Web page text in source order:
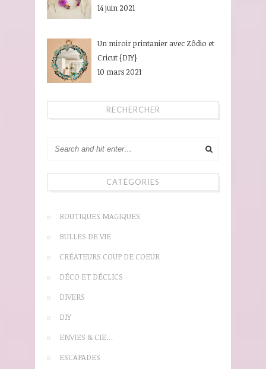
14 juin 2021
Un miroir printanier avec Zôdio et
Cricut {DIY}
10 mars 2021
RECHERCHER
CATÉGORIES
BOUTIQUES MAGIQUES
BULLES DE VIE
CRÉATEURS COUP DE COEUR
DÉCO ET DÉCLICS
DIVERS
DIY
ENVIES & CIE…
ESCAPADES